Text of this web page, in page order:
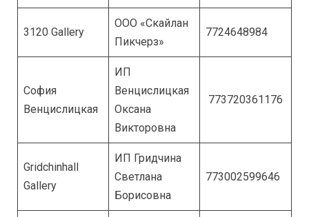
3120 Gallery
ООО «Скайлан
Пикчерз»
7724648984
София
Венцислицкая
ИП
Венцислицкая
Оксана
Викторовна
773720361176
Gridchinhall
Gallery
ИП Гридчина
Светлана
Борисовна
773002599646